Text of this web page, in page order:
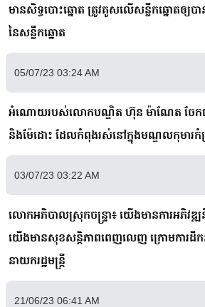
មានសិទ្ធបោះឆ្នោត ត្រូវគូសលើសន្លឹកឆ្នោតឲ្យបាន
នៃសន្លឹកឆ្នោត
05/07/23 03:24 AM
អំណោយរបស់លោកបណ្ឌិត ហ៊ុន ម៉ាណែត ចែកជូន
និងម៉ែដោះ ដែលកំពុងរស់នៅក្នុងមណ្ឌលកុមារកំព្
03/07/23 03:22 AM
លោកអភិបាលស្រុកចន្ទ្រា៖ យើងមានការអភិវឌ្ឍ
យើងមានសុខសន្តិភាពពេញលេញ ក្រោមការដឹក
នាយករដ្ឋមន្ត្រី
21/06/23 06:41 AM